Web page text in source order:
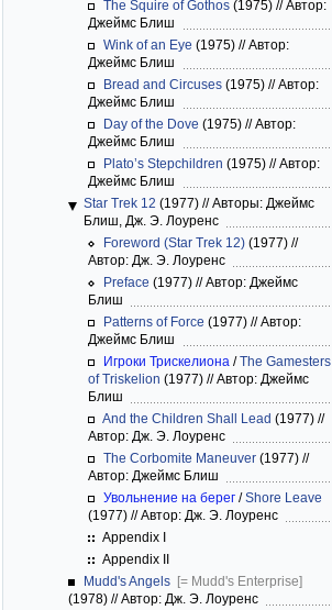
The Squire of Gothos (1975) //Автор:
Джеймс Блиш
Wink of an Eye (1975) //Автор:
Джеймс Блиш
Bread and Circuses (1975) //Автор:
Джеймс Блиш
Day of the Dove (1975) //Автор:
Джеймс Блиш
Plato’s Stepchildren (1975) //Автор:
Джеймс Блиш
Star Trek 12 (1977) //Авторы: Джеймс
Блиш, Дж. Э. Лоуренс
Foreword (Star Trek 12) (1977) //
Автор: Дж. Э. Лоуренс
Preface (1977) //Автор: Джеймс
Блиш
Patterns of Force (1977) //Автор:
Джеймс Блиш
Игроки Трискелиона /The Gamesters
of Triskelion (1977) //Автор: Джеймс
Блиш
And the Children Shall Lead (1977) //
Автор: Дж. Э. Лоуренс
The Corbomite Maneuver (1977) //
Автор: Джеймс Блиш
Увольнение на берег /Shore Leave
(1977) //Автор: Дж. Э. Лоуренс
Appendix I
Appendix II
Mudd's Angels [= Mudd's Enterprise]
(1978) //Автор: Дж. Э. Лоуренс